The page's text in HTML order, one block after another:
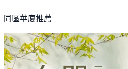
同區華廈推薦